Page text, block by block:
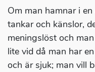
Om man hamnar i
tankar och känslor,
meningslöst och
lite vid då man har
och är sjuk; man vill